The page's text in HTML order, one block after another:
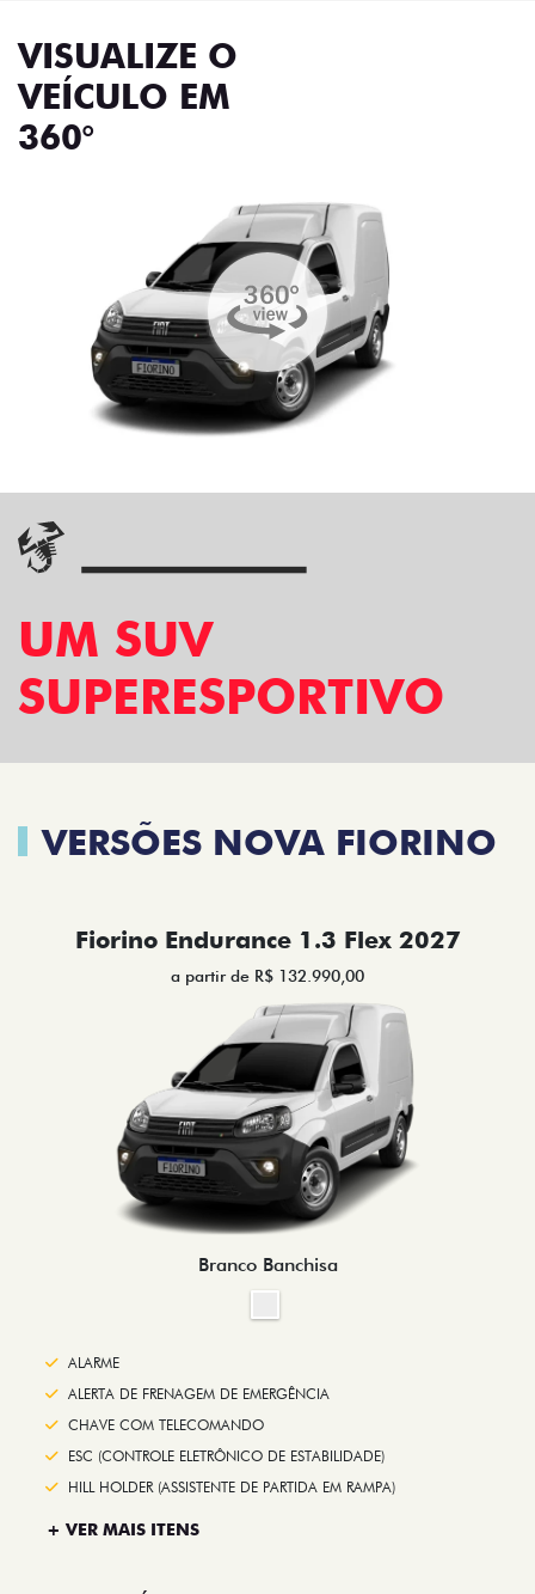
VISUALIZE O
VEÍCULO EM
360°
UM SUV
SUPERESPORTIVO
VERSÕES NOVA FIORINO
Fiorino Endurance 1.3 Flex 2027
a partir de R$ 132.990,00
Branco Banchisa
ALARME
ALERTA DE FRENAGEM DE EMERGÊNCIA
CHAVE COM TELECOMANDO
ESC (CONTROLE ELETRÔNICO DE ESTABILIDADE)
HILL HOLDER (ASSISTENTE DE PARTIDA EM RAMPA)
+ VER MAIS ITENS